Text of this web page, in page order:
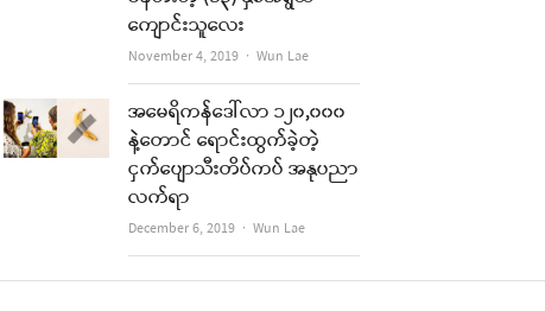
ကျောင်းသူလေး
November 4, 2019 Author
Wun Lae
အမေရိကန်ဒေါ်လာ ၁၂၀,၀၀၀
နဲ့တောင် ရောင်းထွက်ခဲ့တဲ့
ငှက်ပျောသီးတိပ်ကပ် အနုပညာ
လက်ရာ
December 6, 2019 Author
Wun Lae